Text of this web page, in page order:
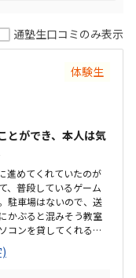
通塾生口コミのみ表示
体験生
とができ、本人は気
進めてくれていたのが
、普段しているゲーム
駐車場はないので、送
かぶると混みそう教室
コンを貸してくれるの
にやめてしまったとき
い事というよりは、楽